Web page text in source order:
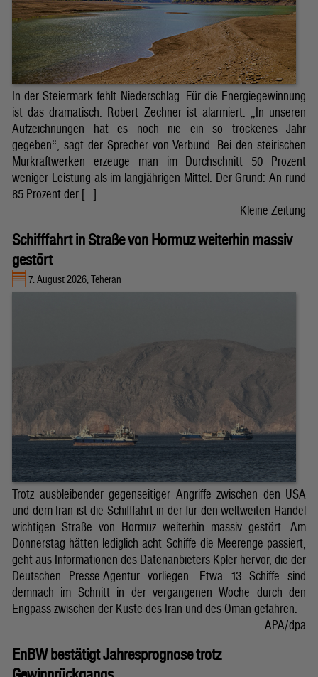
In der Steiermark fehlt Niederschlag. Für die Energiegewinnung
ist das dramatisch. Robert Zechner ist alarmiert. „In unseren
Aufzeichnungen hat es noch nie ein so trockenes Jahr
gegeben“, sagt der Sprecher von Verbund. Bei den steirischen
Murkraftwerken erzeuge man im Durchschnitt 50 Prozent
weniger Leistung als im langjährigen Mittel. Der Grund: An rund
85 Prozent der […]
Kleine Zeitung
Schifffahrt in Straße von Hormuz weiterhin massiv
gestört
7. August 2026, Teheran
Trotz ausbleibender gegenseitiger Angriffe zwischen den USA
und dem Iran ist die Schifffahrt in der für den weltweiten Handel
wichtigen Straße von Hormuz weiterhin massiv gestört. Am
Donnerstag hätten lediglich acht Schiffe die Meerenge passiert,
geht aus Informationen des Datenanbieters Kpler hervor, die der
Deutschen Presse-Agentur vorliegen. Etwa 13 Schiffe sind
demnach im Schnitt in der vergangenen Woche durch den
Engpass zwischen der Küste des Iran und des Oman gefahren.
APA/dpa
EnBW bestätigt Jahresprognose trotz